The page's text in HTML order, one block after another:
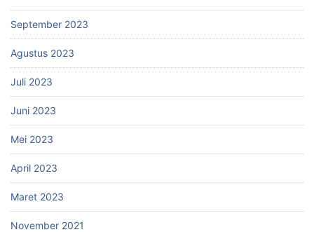
September 2023
Agustus 2023
Juli 2023
Juni 2023
Mei 2023
April 2023
Maret 2023
November 2021